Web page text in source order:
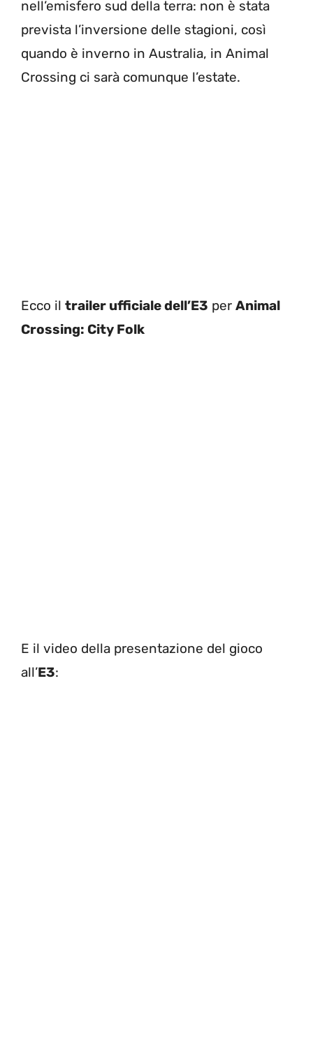
nell’emisfero sud della terra: non è stata
prevista l’inversione delle stagioni, così
quando è inverno in Australia, in Animal
Crossing ci sarà comunque l’estate.
Ecco il trailer ufficiale dell’E3 per Animal
Crossing: City Folk
E il video della presentazione del gioco
all’E3: